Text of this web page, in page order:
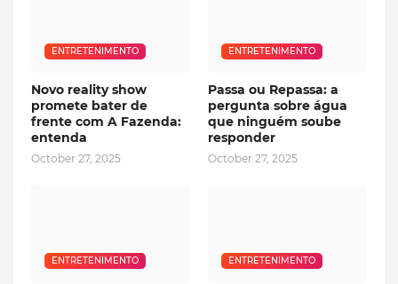
ENTRETENIMENTO
Novo reality show
promete bater de
frente com A Fazenda:
entenda
October 27, 2025
ENTRETENIMENTO
Passa ou Repassa: a
pergunta sobre água
que ninguém soube
responder
October 27, 2025
ENTRETENIMENTO ENTRETENIMENTO